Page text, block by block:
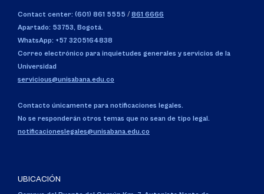
Contact center: (601) 861 5555 / 861 6666
Apartado: 53753, Bogotá.
WhatsApp: +57 3205164838
Correo electrónico para inquietudes generales y servicios de la
Universidad
servicious@unisabana.edu.co
Contacto únicamente para notificaciones legales.
No se responderán otros temas que no sean de tipo legal.
notificacioneslegales@unisabana.edu.co
UBICACIÓN